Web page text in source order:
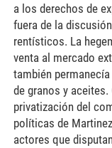
a los derechos de
fuera de la
rentísticos. La
venta al mercado
también
de granos y
privatización del
políticas de
actores que